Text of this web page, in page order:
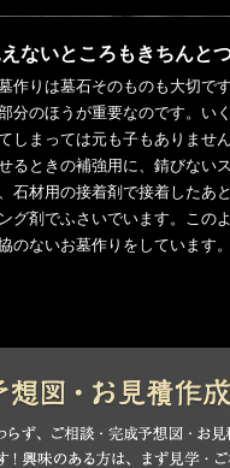
えないところもきちんと
作りは墓石そのものも大切で
分のほうが重要なのです。い
しまっては元も子もありませ
るときの補強用に、錆びない
石材用の接着剤で接着したあ
グ剤でふさいでいます。この
のないお墓作りをしています。